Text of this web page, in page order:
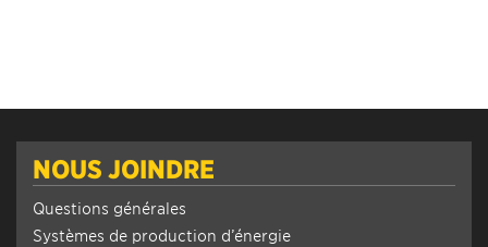
NOUS JOINDRE
Questions générales
Systèmes de production d’énergie